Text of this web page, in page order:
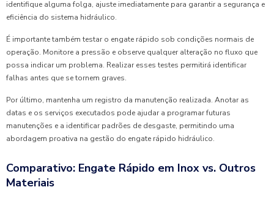
identifique alguma folga, ajuste imediatamente para garantir a segurança e
eficiência do sistema hidráulico.
É importante também testar o engate rápido sob condições normais de
operação. Monitore a pressão e observe qualquer alteração no fluxo que
possa indicar um problema. Realizar esses testes permitirá identificar
falhas antes que se tornem graves.
Por último, mantenha um registro da manutenção realizada. Anotar as
datas e os serviços executados pode ajudar a programar futuras
manutenções e a identificar padrões de desgaste, permitindo uma
abordagem proativa na gestão do engate rápido hidráulico.
Comparativo: Engate Rápido em Inox vs. Outros
Materiais